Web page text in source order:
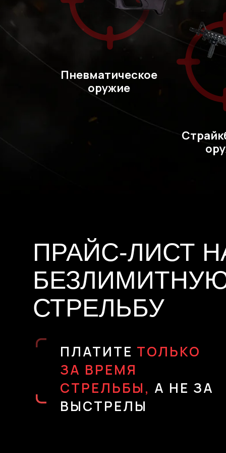
Пневматическое
оружие
ПРАЙС-ЛИСТ
СТРЕЛЬБУ
ПЛАТИТЕ ТОЛЬКО
ЗА ВРЕМЯ
СТРЕЛЬБЫ, А НЕ ЗА
ВЫСТРЕЛЫ